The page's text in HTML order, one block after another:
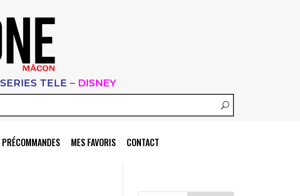
SERIES TELE – DISNEY
PRÉCOMMANDES MES FAVORIS CONTACT